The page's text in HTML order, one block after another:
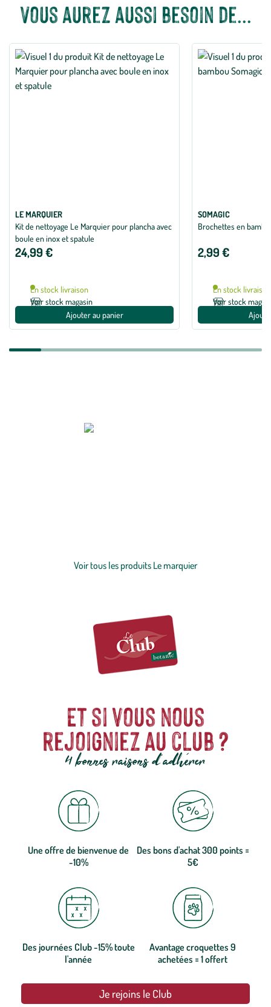
Vous aurez aussi besoin de...
LE MARQUIER
Kit de nettoyage Le Marquier pour plancha avec
boule en inox et spatule
24,99 €
En stock livraison
Voir stock magasin
Ajouter au panier
SOMAGIC
Brochettes en
2,99 €
En stock livraison
Voir stock
Découvrez sans plus attendre tous leurs produits ainsi que leur
Voir tous les produits Le marquier
Et si vous nous
rejoigniez au club ?
4 bonnes raisons d'adhérer
Une offre de bienvenue de
-10%
Des bons d'achat 300 points =
5€
Des journées Club -15% toute
l'année
Avantage croquettes 9
achetées = 1 offert
Je rejoins le Club